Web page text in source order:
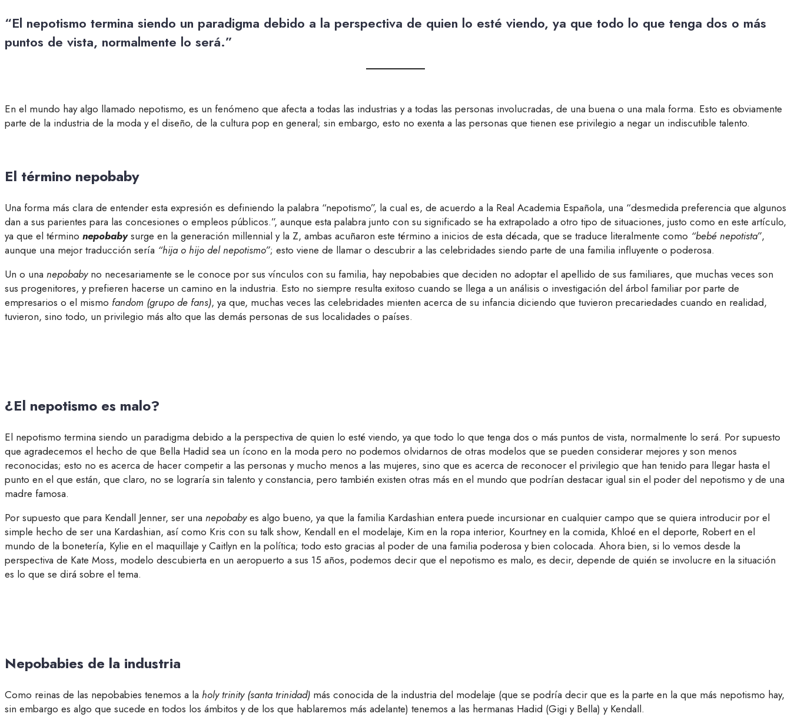
“El nepotismo termina siendo un paradigma debido a la perspectiva de quien lo esté viendo, ya que todo lo que tenga dos o más
puntos de vista, normalmente lo será.”
En el mundo hay algo llamado nepotismo, es un fenómeno que afecta a todas las industrias y a todas las personas involucradas, de una buena o una mala forma. Esto es obviamente
parte de la industria de la moda y el diseño, de la cultura pop en general; sin embargo, esto no exenta a las personas que tienen ese privilegio a negar un indiscutible talento.
El término nepobaby
Una forma más clara de entender esta expresión es definiendo la palabra “nepotismo”, la cual es, de acuerdo a la Real Academia Española, una “desmedida preferencia que algunos
dan a sus parientes para las concesiones o empleos públicos.”, aunque esta palabra junto con su significado se ha extrapolado a otro tipo de situaciones, justo como en este artículo,
ya que el término nepobabysurge en la generación millennial y la Z, ambas acuñaron este término a inicios de esta década, que se traduce literalmente como “bebé nepotista”,
aunque una mejor traducción sería “hija o hijo del nepotismo”; esto viene de llamar o descubrir a las celebridades siendo parte de una familia influyente o poderosa.
Un o una nepobabyno necesariamente se le conoce por sus vínculos con su familia, hay nepobabies que deciden no adoptar el apellido de sus familiares, que muchas veces son
sus progenitores, y prefieren hacerse un camino en la industria. Esto no siempre resulta exitoso cuando se llega a un análisis o investigación del árbol familiar por parte de
empresarios o el mismo fandom (grupo de fans), ya que, muchas veces las celebridades mienten acerca de su infancia diciendo que tuvieron precariedades cuando en realidad,
tuvieron, sino todo, un privilegio más alto que las demás personas de sus localidades o países.
¿El nepotismo es malo?
El nepotismo termina siendo un paradigma debido a la perspectiva de quien lo esté viendo, ya que todo lo que tenga dos o más puntos de vista, normalmente lo será. Por supuesto
que agradecemos el hecho de que Bella Hadid sea un ícono en la moda pero no podemos olvidarnos de otras modelos que se pueden considerar mejores y son menos
reconocidas; esto no es acerca de hacer competir a las personas y mucho menos a las mujeres, sino que es acerca de reconocer el privilegio que han tenido para llegar hasta el
punto en el que están, que claro, no se lograría sin talento y constancia, pero también existen otras más en el mundo que podrían destacar igual sin el poder del nepotismo y de una
madre famosa.
Por supuesto que para Kendall Jenner, ser una nepobabyes algo bueno, ya que la familia Kardashian entera puede incursionar en cualquier campo que se quiera introducir por el
simple hecho de ser una Kardashian, así como Kris con su talk show, Kendall en el modelaje, Kim en la ropa interior, Kourtney en la comida, Khloé en el deporte, Robert en el
mundo de la bonetería, Kylie en el maquillaje y Caitlyn en la política; todo esto gracias al poder de una familia poderosa y bien colocada. Ahora bien, si lo vemos desde la
perspectiva de Kate Moss, modelo descubierta en un aeropuerto a sus 15 años, podemos decir que el nepotismo es malo, es decir, depende de quién se involucre en la situación
es lo que se dirá sobre el tema.
Nepobabies de la industria
Como reinas de las nepobabies tenemos a la holy trinity (santa trinidad) más conocida de la industria del modelaje (que se podría decir que es la parte en la que más nepotismo hay,
sin embargo es algo que sucede en todos los ámbitos y de los que hablaremos más adelante) tenemos a las hermanas Hadid (Gigi y Bella) y Kendall.